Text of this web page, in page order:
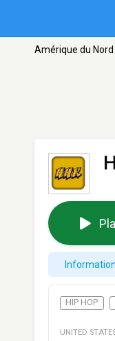
Amérique du Nord
Information
HIP HOP
UNITED